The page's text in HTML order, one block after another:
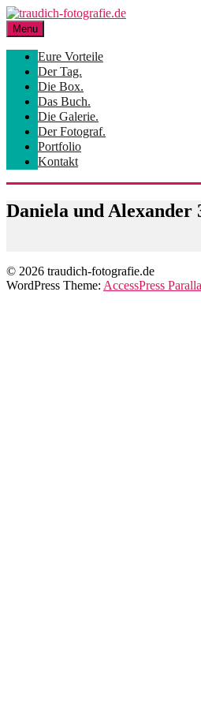
Skip
to
content
Menu
Eure Vorteile
Der Tag.
Die Box.
Das Buch.
Die Galerie.
Der Fotograf.
Portfolio
Kontakt
Daniela und Alexander
© 2026 traudich-fotografie.de
WordPress Theme: AccessPress